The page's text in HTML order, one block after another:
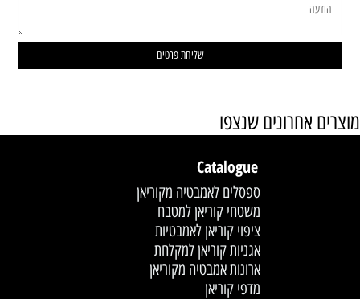
מוצרים אחרונים שנצפו
Catalogue
ספסלים לאמבטיה מקוריאן
משטחי קוריאן למטבח
ציפוי קוריאן לאמבטיות
אגניות קוריאן למקלחת
ארונות אמבטיה מקוריאן
מדפי קוריאן